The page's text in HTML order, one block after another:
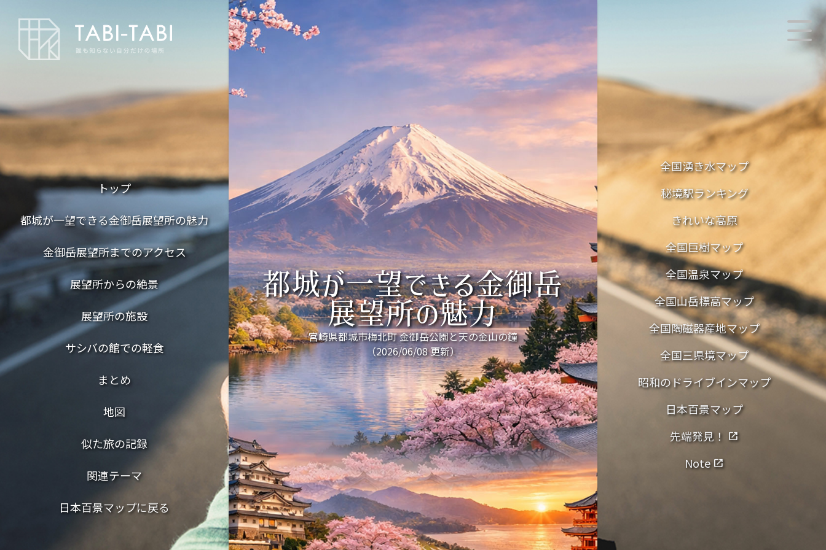
トップ
都城が一望できる金御岳展望所の魅力
金御岳展望所までのアクセス
展望所からの絶景
展望所の施設
サシバの館での軽食
まとめ
地図
似た旅の記録
関連テーマ
日本百景マップに戻る
都城が一望できる金御岳
展望所の魅力
宮崎県都城市梅北町 金御岳公園と天の金山の鐘
（2026/06/08 更新）
全国湧き水マップ
秘境駅ランキング
きれいな高原
全国巨樹マップ
全国温泉マップ
全国山岳標高マップ
全国陶磁器産地マップ
全国三県境マップ
昭和のドライブインマップ
日本百景マップ
先端発見！ open_in_new
Note open_in_new